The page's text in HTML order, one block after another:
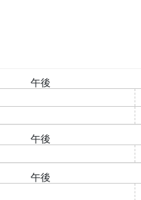
午後
午後
午後